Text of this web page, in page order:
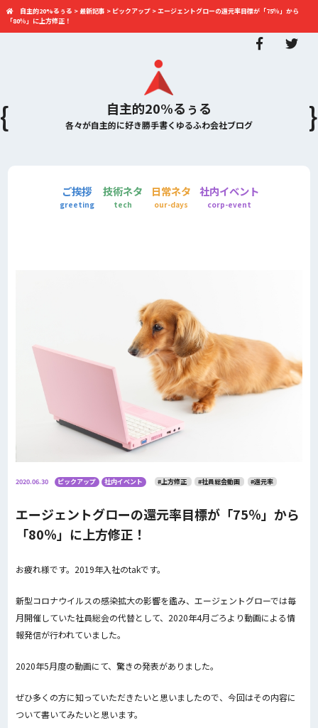
自主的20%るぅる
各々が自主的に好き勝手書くゆるふわ会社ブログ
自主的20%るぅる > 最新記事 > ピックアップ >エージェントグローの還元率目標が「75％」から
「80％」に上方修正！
ご挨拶
greeting
技術ネタ
tech
日常ネタ
our-days
社内イベント
corp-event
2020.06.30 ピックアップ 社内イベント #上方修正 #社員総会動画 #還元率
エージェントグローの還元率目標が「75％」から
「80％」に上方修正！
お疲れ様です。2019年入社のtakです。
新型コロナウイルスの感染拡大の影響を鑑み、エージェントグローでは毎
月開催していた社員総会の代替として、2020年4月ごろより動画による情
報発信が行われていました。
2020年5月度の動画にて、驚きの発表がありました。
ぜひ多くの方に知っていただきたいと思いましたので、今回はその内容に
ついて書いてみたいと思います。